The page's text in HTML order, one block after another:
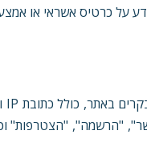
על כרטיס אשראי או
"הרשמה", "הצטרפות"